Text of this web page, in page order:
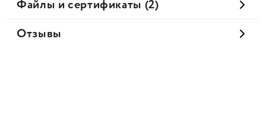
Файлы и сертификаты (2)
Отзывы